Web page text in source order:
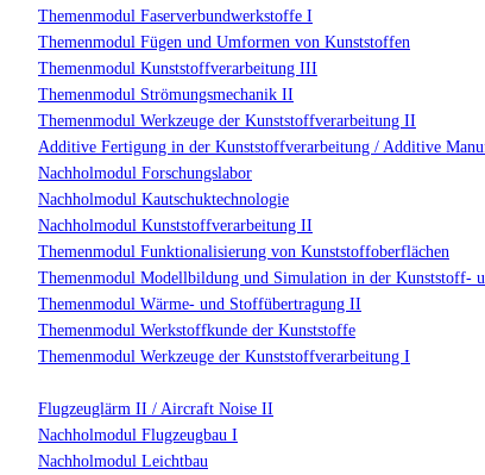
Themenmodul Faserverbundwerkstoffe I
Themenmodul Fügen und Umformen von Kunststoffen
Themenmodul Kunststoffverarbeitung III
Themenmodul Strömungsmechanik II
Themenmodul Werkzeuge der Kunststoffverarbeitung II
Additive Fertigung in der Kunststoffverarbeitung / Additive
Nachholmodul Forschungslabor
Nachholmodul Kautschuktechnologie
Nachholmodul Kunststoffverarbeitung II
Themenmodul Funktionalisierung von Kunststoffoberflächen
Themenmodul Modellbildung und Simulation in der Kunststoff-
Themenmodul Wärme- und Stoffübertragung II
Themenmodul Werkstoffkunde der Kunststoffe
Themenmodul Werkzeuge der Kunststoffverarbeitung I
Flugzeuglärm II / Aircraft Noise II
Nachholmodul Flugzeugbau I
Nachholmodul Leichtbau